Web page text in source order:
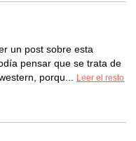
un post sobre esta
pensar que se trata de
porqu...
Leer el resto